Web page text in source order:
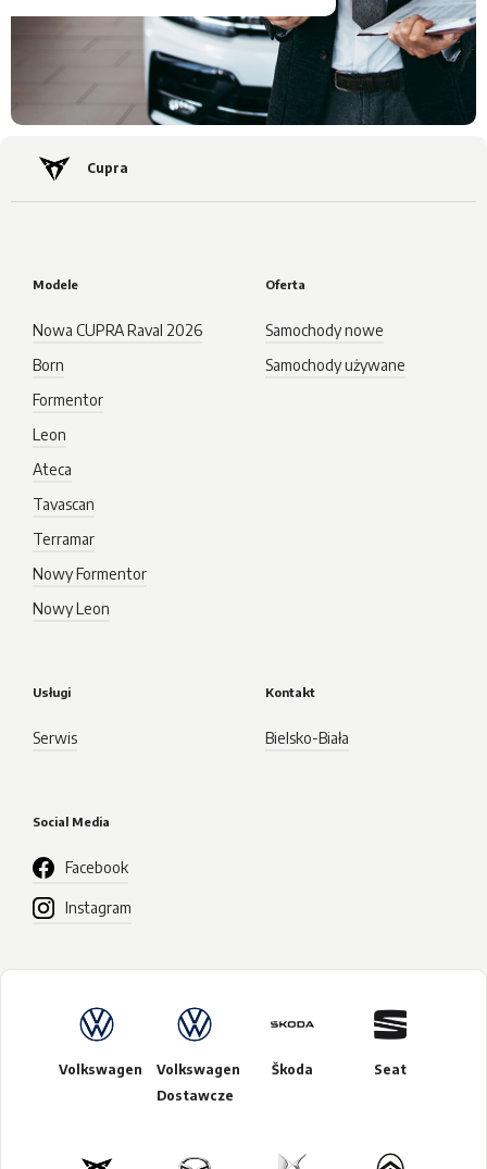
Cupra
Modele
Nowa CUPRA Raval 2026
Born
Formentor
Leon
Ateca
Tavascan
Terramar
Nowy Formentor
Nowy Leon
Oferta
Samochody nowe
Samochody używane
Usługi
Serwis
Kontakt
Bielsko-Biała
Social Media
Facebook
Instagram
Volkswagen
Volkswagen
Dostawcze
Škoda Seat